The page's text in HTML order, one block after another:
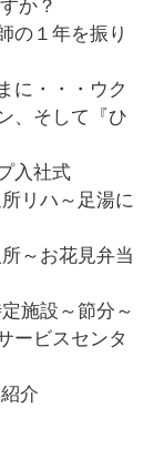
か？
の１年を振り
に・・・ウク
、そして『ひ
入社式
リハ～足湯に
～お花見弁当
施設～節分～
ービスセンタ
介